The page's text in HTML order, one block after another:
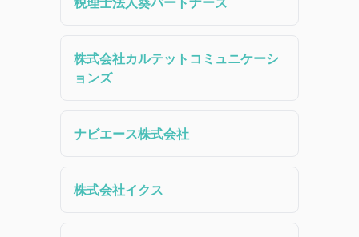
株式会社カルテットコミュニケーシ
ョンズ
ナビエース株式会社
株式会社イクス